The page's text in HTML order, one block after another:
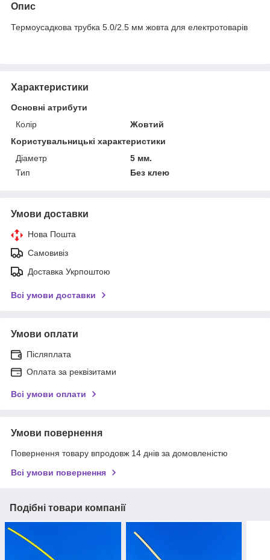
Опис
Термоусадкова трубка 5.0/2.5 мм жовта для електротоварів
Характеристики
Основні атрибути
Колір
Жовтий
Користувальницькі характеристики
Діаметр
5 мм.
Тип
Без клею
Умови доставки
Нова Пошта
Самовивіз
Доставка Укрпоштою
Всі умови доставки
Умови оплати
Післяплата
Оплата за реквізитами
Всі умови оплати
Умови повернення
Повернення товару впродовж 14 днів за домовленістю
Всі умови повернення
Подібні товари компанії